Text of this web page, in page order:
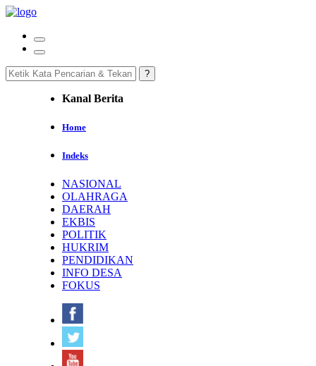
Kanal Berita
Home
Indeks
NASIONAL
OLAHRAGA
DAERAH
EKBIS
POLITIK
HUKRIM
PENDIDIKAN
INFO DESA
FOKUS